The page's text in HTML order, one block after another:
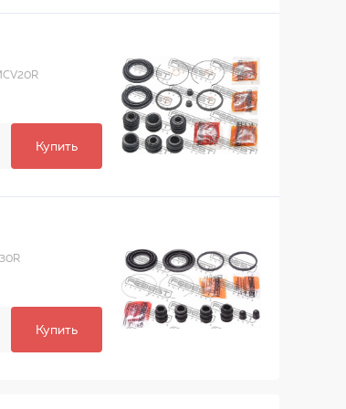
Купить
Купить